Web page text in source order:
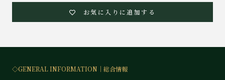
お気に入りに追加する
◇GENERAL INFORMATION│総合情報